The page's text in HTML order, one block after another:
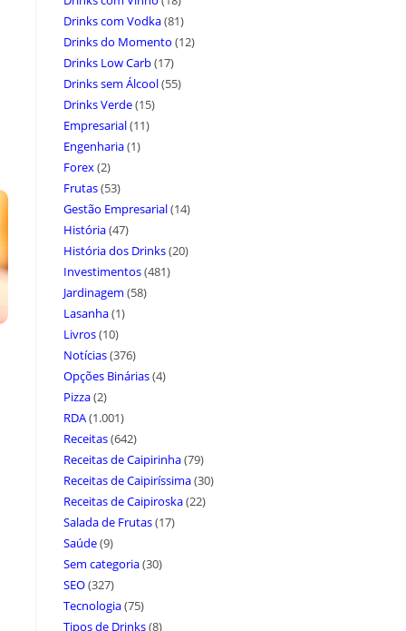
Drinks com Vodka(81)
Drinks do Momento (12)
Drinks Low Carb(17)
Drinks sem Álcool(55)
Drinks Verde(15)
Empresarial(11)
Engenharia(1)
Forex(2)
Frutas(53)
Gestão Empresarial(14)
História(47)
História dos Drinks(20)
Investimentos(481)
Jardinagem (58)
Lasanha(1)
Livros(10)
Notícias(376)
Opções Binárias(4)
Pizza(2)
RDA(1.001)
Receitas(642)
Receitas de Caipirinha(79)
Receitas de Caipiríssima(30)
Receitas de Caipiroska(22)
Salada de Frutas(17)
Saúde(9)
Sem categoria(30)
SEO(327)
Tecnologia(75)
Tipos de Drinks(8)